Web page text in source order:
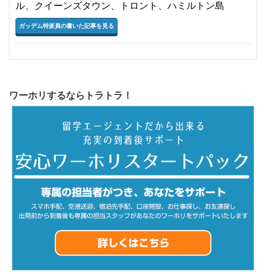
ル、クイーンズタウン、トロント、ハミルトン島
ガッデム特派員の書いた記事を見る
ワーホリするならトラトラ！